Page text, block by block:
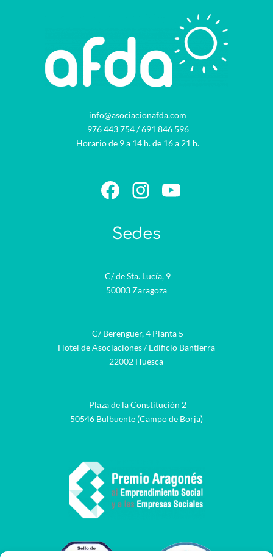
info@asociacionafda.com
976 443 754/691 846 596
Horario de 9 a 14 h. de 16 a 21 h.
Facebook
Instagram
YouTube
Sedes
C/ de Sta. Lucía, 9
50003 Zaragoza
C/ Berenguer, 4 Planta 5
Hotel de Asociaciones / Edificio Bantierra
22002 Huesca
Plaza de la Constitución 2
50546 Bulbuente (Campo de Borja)